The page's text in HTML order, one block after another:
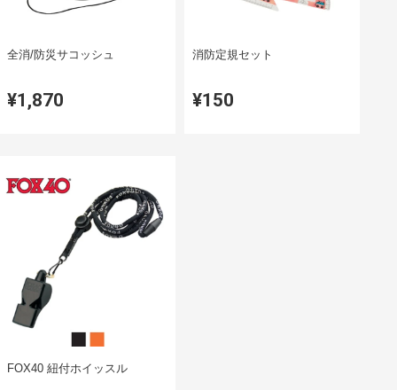
全消/防災サコッシュ
¥1,870
消防定規セット
¥150
FOX40 紐付ホイッスル